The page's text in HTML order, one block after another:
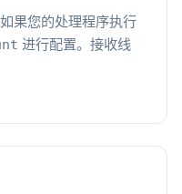
果您的处理程序执行
进行配置。接收线